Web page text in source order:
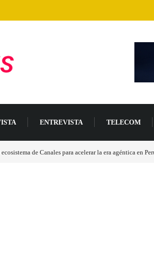
ENTREVISTA TELECOM
en el precio de las placas base